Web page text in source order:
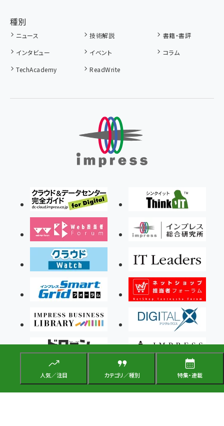
人気／注目 カテゴリ／種別 特集・連載
種別
ニュース 技術解説
書籍・書評
インタビュー
イベント
コラム
TechAcademy
ReadWrite